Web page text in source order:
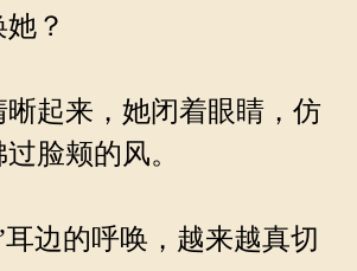
？
起来，她闭着眼睛，仿
脸颊的风。
边的呼唤，越来越真切